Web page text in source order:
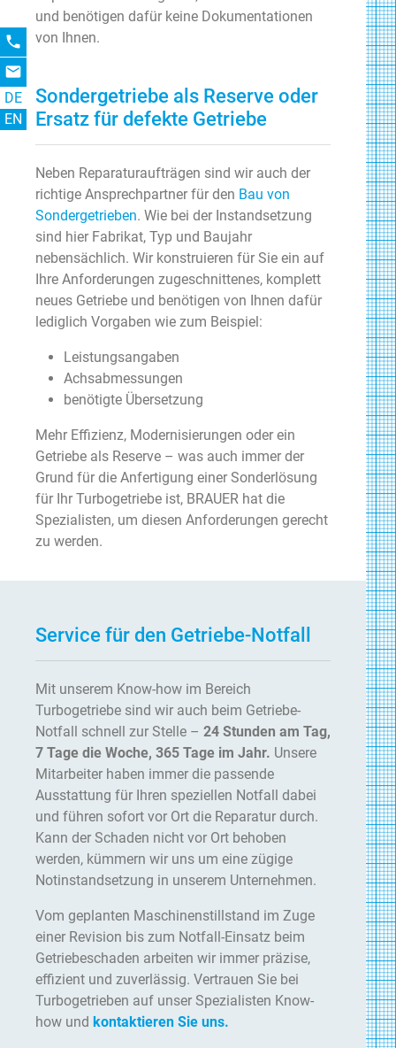
und benötigen dafür keine Dokumentationen
von Ihnen.
Sondergetriebe als Reserve oder
Ersatz für defekte Getriebe
Neben Reparaturaufträgen sind wir auch der
richtige Ansprechpartner für den Bau von
Sondergetrieben. Wie bei der Instandsetzung
sind hier Fabrikat, Typ und Baujahr
nebensächlich. Wir konstruieren für Sie ein auf
Ihre Anforderungen zugeschnittenes, komplett
neues Getriebe und benötigen von Ihnen dafür
lediglich Vorgaben wie zum Beispiel:
Leistungsangaben
Achsabmessungen
benötigte Übersetzung
Mehr Effizienz, Modernisierungen oder ein
Getriebe als Reserve – was auch immer der
Grund für die Anfertigung einer Sonderlösung
für Ihr Turbogetriebe ist, BRAUER hat die
Spezialisten, um diesen Anforderungen gerecht
zu werden.
Service für den Getriebe-Notfall
Mit unserem Know-how im Bereich
Turbogetriebe sind wir auch beim Getriebe-
Notfall schnell zur Stelle – 24 Stunden am Tag,
7 Tage die Woche, 365 Tage im Jahr. Unsere
Mitarbeiter haben immer die passende
Ausstattung für Ihren speziellen Notfall dabei
und führen sofort vor Ort die Reparatur durch.
Kann der Schaden nicht vor Ort behoben
werden, kümmern wir uns um eine zügige
Notinstandsetzung in unserem Unternehmen.
Vom geplanten Maschinenstillstand im Zuge
einer Revision bis zum Notfall-Einsatz beim
Getriebeschaden arbeiten wir immer präzise,
effizient und zuverlässig. Vertrauen Sie bei
Turbogetrieben auf unser Spezialisten Know-
how und kontaktieren Sie uns.
phone
email
DE
EN